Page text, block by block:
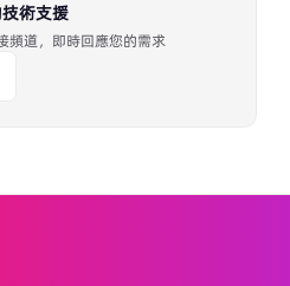
術支援
頻道，即時回應您的需求